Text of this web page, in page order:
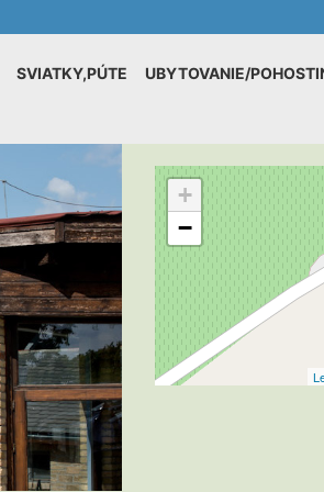
SVIATKY,PÚTE UBYTOVANIE/
+
−